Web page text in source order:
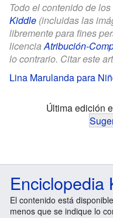
Todo el contenido de
Kiddle (incluidas las
libremente para fines
licenciaAtribución-
lo contrario. Citar este
Lina Marulanda para
Última edición
Enciclopedia
El contenido está
menos que se indique lo